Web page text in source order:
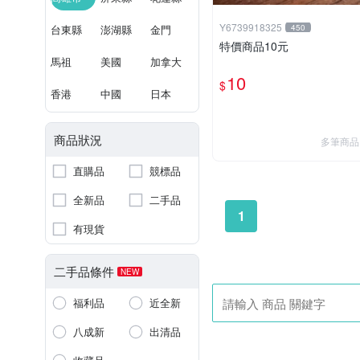
台東縣 澎湖縣 金門
馬祖 美國 加拿大
香港 中國 日本
商品狀況
直購品
競標品
全新品
二手品
有現貨
二手品條件 NEW
福利品
近全新
八成新
出清品
Y6739918325 450
特價商品10元
$10
多筆商品
1